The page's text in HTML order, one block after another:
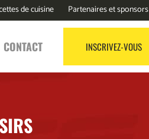
de cuisine Partenaires et sponsors
INSCRIVEZ-VOUS
CONTACT